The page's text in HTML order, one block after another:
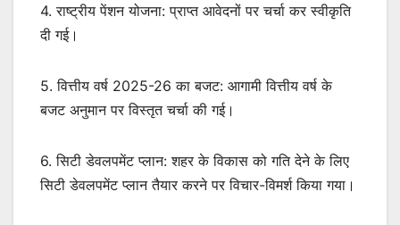
4. राष्ट्रीय पेंशन योजना: प्राप्त आवेदनों पर चर्चा कर स्वीकृति
दी गई।
5. वित्तीय वर्ष 2025-26 का बजट: आगामी वित्तीय वर्ष के
बजट अनुमान पर विस्तृत चर्चा की गई।
6. सिटी डेवलपमेंट प्लान: शहर के विकास को गति देने के लिए
सिटी डेवलपमेंट प्लान तैयार करने पर विचार-विमर्श किया गया।